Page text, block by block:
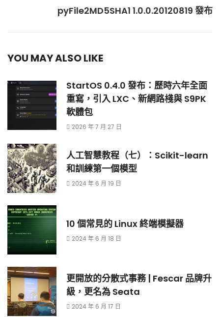
pyFile2MD5SHA1 1.0.0.20120819 發布
YOU MAY ALSO LIKE
StartOS 0.4.0 發布：歷時六年全面
重寫，引入 LXC、新網路棧與 S9PK
軟體包
2026 年 7 月 27 日
人工智慧教程（七）：Scikit-learn
和訓練第一個模型
2024 年 6 月 19 日
10 個常見的 Linux 終端模擬器
2024 年 6 月 18 日
更開放的分散式事務 | Fescar 品牌升
級，更名為 Seata
2024 年 6 月 17 日